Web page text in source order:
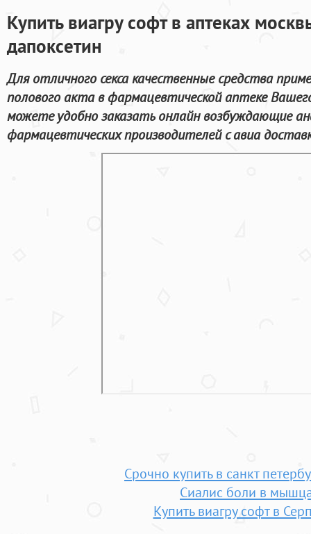
Купить виагру софт в аптеках
дапоксетин
Для отличного секса качественные средства
полового акта в фармацевтической аптеке
можете удобно заказать онлайн возбуждающие
фармацевтических производителей с авиа
Срочно купить в санкт
Сиалис боли в
Купить виагру софт в